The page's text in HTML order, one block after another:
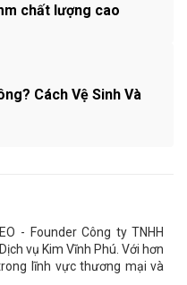
chất lượng cao
Cách Vệ Sinh Và
- Founder Công ty TNHH
vụ Kim Vĩnh Phú. Với hơn
lĩnh vực thương mại và